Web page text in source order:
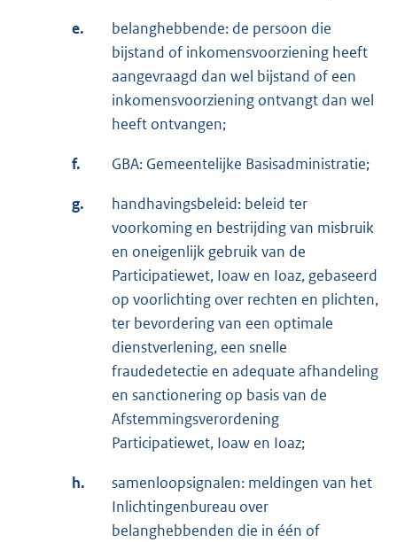
e.
belanghebbende: de persoon die
bijstand of inkomensvoorziening heeft
aangevraagd dan wel bijstand of een
inkomensvoorziening ontvangt dan wel
heeft ontvangen;
f. GBA: Gemeentelijke Basisadministratie;
g.
handhavingsbeleid: beleid ter
voorkoming en bestrijding van misbruik
en oneigenlijk gebruik van de
Participatiewet, Ioaw en Ioaz, gebaseerd
op voorlichting over rechten en plichten,
ter bevordering van een optimale
dienstverlening, een snelle
fraudedetectie en adequate afhandeling
en sanctionering op basis van de
Afstemmingsverordening
Participatiewet, Ioaw en Ioaz;
h.
samenloopsignalen: meldingen van het
Inlichtingenbureau over
belanghebbenden die in één of